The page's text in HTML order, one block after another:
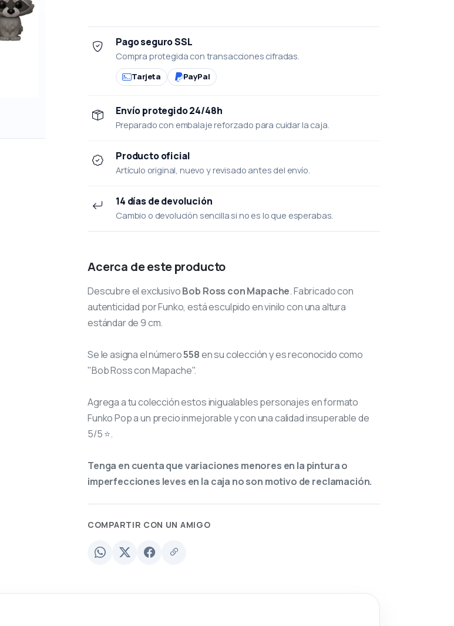
Pago seguro SSL
Compra protegida con transacciones cifradas.
Tarjeta PayPal
Envío protegido 24/48h
Preparado con embalaje reforzado para cuidar la caja.
Producto oficial
Artículo original, nuevo y revisado antes del envío.
14 días de devolución
Cambio o devolución sencilla si no es lo que esperabas.
Acerca de este producto
Descubre el exclusivoBob Ross con Mapache. Fabricado con
autenticidad por Funko, está esculpido en vinilo con una altura
estándar de 9 cm.
Se le asigna el número558en su colección y es reconocido como
"Bob Ross con Mapache".
Agrega a tu colección estos inigualables personajes en formato
Funko Pop a un precio inmejorable y con una calidad insuperable de
5/5 ⭐.
Tenga en cuenta que variaciones menores en la pintura o
imperfecciones leves en la caja no son motivo de reclamación.
COMPARTIR CON UN AMIGO